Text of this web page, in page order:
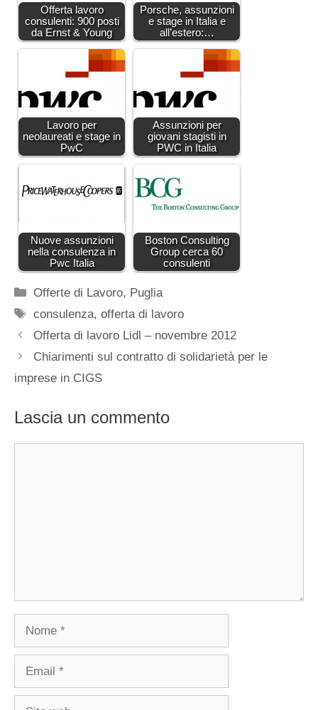
Offerta lavoro
consulenti: 900 posti
da Ernst & Young
Porsche, assunzioni
e stage in Italia e
all’estero:…
Lavoro per
neolaureati e stage in
PwC
Assunzioni per
giovani stagisti in
PWC in Italia
Nuove assunzioni
nella consulenza in
Pwc Italia
Boston Consulting
Group cerca 60
consulenti
Categorie
Offerte di Lavoro, Puglia
Tag
consulenza,offerta di lavoro
Offerta di lavoro Lidl – novembre 2012
Chiarimenti sul contratto di solidarietà per le
imprese in CIGS
Lascia un commento
Nome
Email
Sito